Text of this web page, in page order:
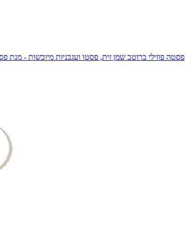
פסטה פוזילי ברוטב שמן זית, פסטו ועגבניות מיובשות -